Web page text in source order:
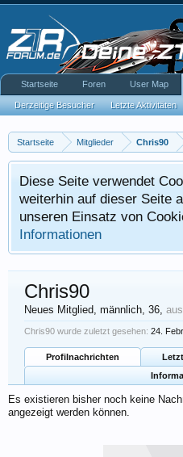
Startseite Mitglieder Chris90
Diese Seite verwendet
weiterhin auf dieser Seite
unseren Einsatz von
Informationen
Chris90
Neues Mitglied, männlich, 36, aus
Chris90 wurde zuletzt gesehen: 24.
Profilnachrichten
Es existieren bisher noch keine
angezeigt werden können.
Startseite Foren User Map
Derzeitige Besucher Letzte Aktivitäten